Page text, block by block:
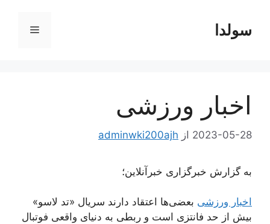
محتواسولدا فهرست
اخبار ورزشی
2023-05-28 از adminwki200ajh
به گزارش خبرگزاری خبرآنلاین؛
اخبار ورزشی بعضی‌ها اعتقاد دارند سریال «تد لاسو»
بیش از حد فانتزی است و ربطی به دنیای واقعی فوتبال